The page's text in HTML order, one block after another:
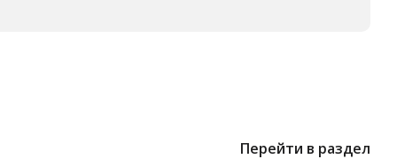
Перейти в раздел